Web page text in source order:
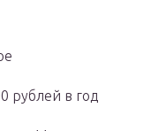
рублей в год